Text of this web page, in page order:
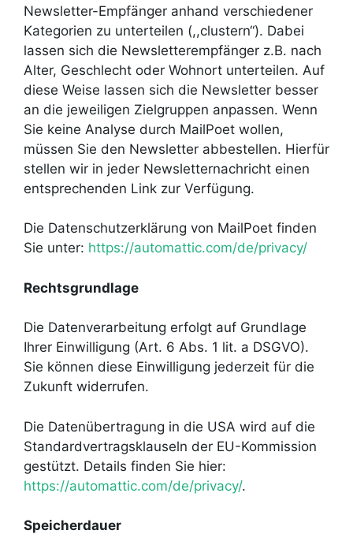
Newsletter-Empfänger anhand verschiedener
Kategorien zu unterteilen (,,clustern“). Dabei
lassen sich die Newsletterempfänger z.B. nach
Alter, Geschlecht oder Wohnort unterteilen. Auf
diese Weise lassen sich die Newsletter besser
an die jeweiligen Zielgruppen anpassen. Wenn
Sie keine Analyse durch MailPoet wollen,
müssen Sie den Newsletter abbestellen. Hierfür
stellen wir in jeder Newsletternachricht einen
entsprechenden Link zur Verfügung.
Die Datenschutzerklärung von MailPoet finden
Sie unter: https://automattic.com/de/privacy/
Rechtsgrundlage
Die Datenverarbeitung erfolgt auf Grundlage
Ihrer Einwilligung (Art. 6 Abs. 1 lit. a DSGVO).
Sie können diese Einwilligung jederzeit für die
Zukunft widerrufen.
Die Datenübertragung in die USA wird auf die
Standardvertragsklauseln der EU-Kommission
gestützt. Details finden Sie hier:
https://automattic.com/de/privacy/.
Speicherdauer